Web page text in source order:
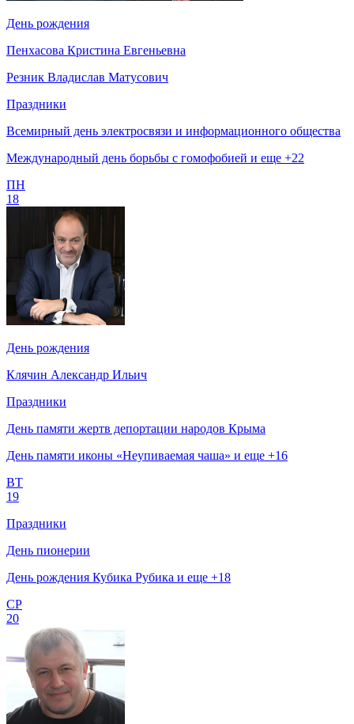
День рождения
Пенхасова Кристина Евгеньевна
Резник Владислав Матусович
Праздники
Всемирный день электросвязи и информационного общества
Международный день борьбы с гомофобией и еще +22
ПН
18
День рождения
Клячин Александр Ильич
Праздники
День памяти жертв депортации народов Крыма
День памяти иконы «Неупиваемая чаша» и еще +16
ВТ
19
Праздники
День пионерии
День рождения Кубика Рубика и еще +18
СР
20